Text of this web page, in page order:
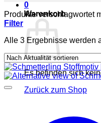
0
Warenkorb
Es befinden sich
Zurück zum Shop
Produkte verschlagwortet
Filter
Alle 3 Ergebnisse werden